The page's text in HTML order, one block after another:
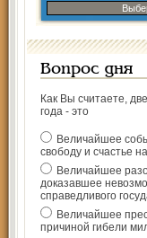
Вопрос дня
Как Вы считаете,
года - это
Величайшее
свободу и счастье
Величайшее
доказавшее
справедливого
Величайшее
причиной гибели